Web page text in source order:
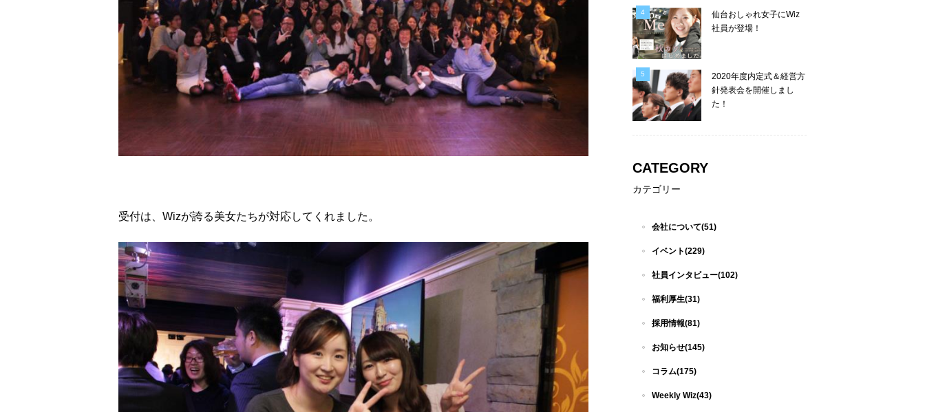
受付は、Wizが誇る美女たちが対応してくれました。
仙台おしゃれ女子にWiz
社員が登場！
2020年度内定式＆経営方
針発表会を開催しまし
た！
CATEGORY
カテゴリー
会社について(51)
イベント(229)
社員インタビュー(102)
福利厚生(31)
採用情報(81)
お知らせ(145)
コラム(175)
Weekly Wiz(43)